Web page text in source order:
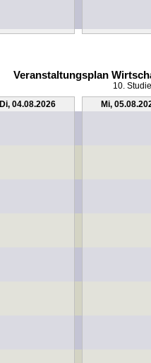
Veranstaltungsplan
10.
Di, 04.08.2026
Mi,